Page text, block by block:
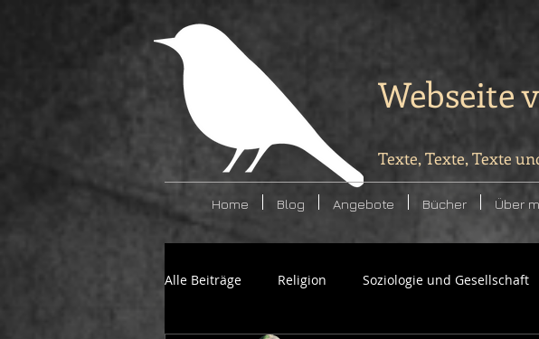
Webseite
Texte, Texte, Texte
Home Blog Angebote Bücher Über
Alle Beiträge Religion Soziologie und Gesellschaft